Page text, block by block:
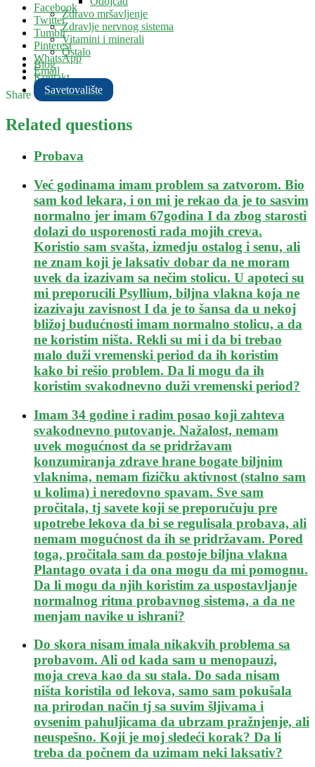
Zdravo mršavljenje
Zdravlje nervnog sistema
Vitamini i minerali
Ostalo
Blog
Kontakt
Savetovalište
Facebook
Twitter
Tumblr
Pinterest
WhatsApp
Email
Share
Related questions
Probava
Već godinama imam problem sa zatvorom. Bio
sam kod lekara, i on mi je rekao da je to sasvim
normalno jer imam 67godina I da zbog starosti
dolazi do usporenosti rada mojih creva.
Koristio sam svašta, izmedju ostalog i senu, ali
ne znam koji je laksativ dobar da ne moram
uvek da izazivam sa nečim stolicu. U apoteci su
mi preporucili Psyllium, biljna vlakna koja ne
izazivaju zavisnost I da je to šansa da u nekoj
bližoj budućnosti imam normalno stolicu, a da
ne koristim ništa. Rekli su mi i da bi trebao
malo duži vremenski period da ih koristim
kako bi rešio problem. Da li mogu da ih
koristim svakodnevno duži vremenski period?
Imam 34 godine i radim posao koji zahteva
svakodnevno putovanje. Nažalost, nemam
uvek mogućnost da se pridržavam
konzumiranja zdrave hrane bogate biljnim
vlaknima, nemam fizičku aktivnost (stalno sam
u kolima) i neredovno spavam. Sve sam
pročitala, tj savete koji se preporučuju pre
upotrebe lekova da bi se regulisala probava, ali
nemam mogućnost da ih se pridržavam. Pored
toga, pročitala sam da postoje biljna vlakna
Plantago ovata i da ona mogu da mi pomognu.
Da li mogu da njih koristim za uspostavljanje
normalnog ritma probavnog sistema, a da ne
menjam navike u ishrani?
Do skora nisam imala nikakvih problema sa
probavom. Ali od kada sam u menopauzi,
moja creva kao da su stala. Do sada nisam
ništa koristila od lekova, samo sam pokušala
na prirodan način tj sa suvim šljivama i
ovsenim pahuljicama da ubrzam pražnjenje, ali
neuspešno. Koji je moj sledeći korak? Da li
treba da počnem da uzimam neki laksativ?